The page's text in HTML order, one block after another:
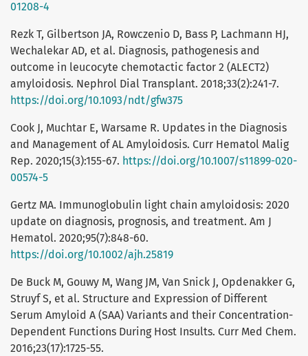
01208-4
Rezk T, Gilbertson JA, Rowczenio D, Bass P, Lachmann HJ,
Wechalekar AD, et al. Diagnosis, pathogenesis and
outcome in leucocyte chemotactic factor 2 (ALECT2)
amyloidosis. Nephrol Dial Transplant. 2018;33(2):241-7.
https://doi.org/10.1093/ndt/gfw375
Cook J, Muchtar E, Warsame R. Updates in the Diagnosis
and Management of AL Amyloidosis. Curr Hematol Malig
Rep. 2020;15(3):155-67. https://doi.org/10.1007/s11899-020-
00574-5
Gertz MA. Immunoglobulin light chain amyloidosis: 2020
update on diagnosis, prognosis, and treatment. Am J
Hematol. 2020;95(7):848-60.
https://doi.org/10.1002/ajh.25819
De Buck M, Gouwy M, Wang JM, Van Snick J, Opdenakker G,
Struyf S, et al. Structure and Expression of Different
Serum Amyloid A (SAA) Variants and their Concentration-
Dependent Functions During Host Insults. Curr Med Chem.
2016;23(17):1725-55.